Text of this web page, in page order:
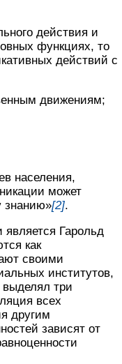
действия и
функциях, то
действий с
движениям;
населения,
может
знанию»[2].
Гарольд
как
своими
институтов,
выделял три
всех
другим
зависят от